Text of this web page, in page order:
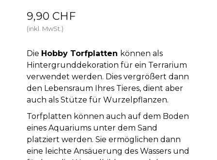
9,90 CHF
(inkl. MwSt.)
Die Hobby Torfplatten können als
Hintergrunddekoration für ein Terrarium
verwendet werden. Dies vergrößert dann
den Lebensraum Ihres Tieres, dient aber
auch als Stütze für Wurzelpflanzen.
Torfplatten können auch auf dem Boden
eines Aquariums unter dem Sand
platziert werden. Sie ermöglichen dann
eine leichte Ansäuerung des Wassers und